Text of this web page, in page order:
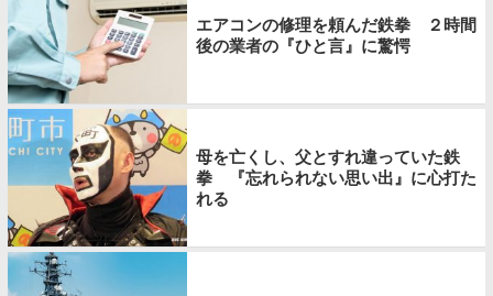
エアコンの修理を頼んだ鉄拳 ２時間
後の業者の『ひと言』に驚愕
母を亡くし、父とすれ違っていた鉄
拳 『忘れられない思い出』に心打た
れる